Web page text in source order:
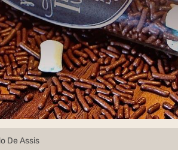
De Assis